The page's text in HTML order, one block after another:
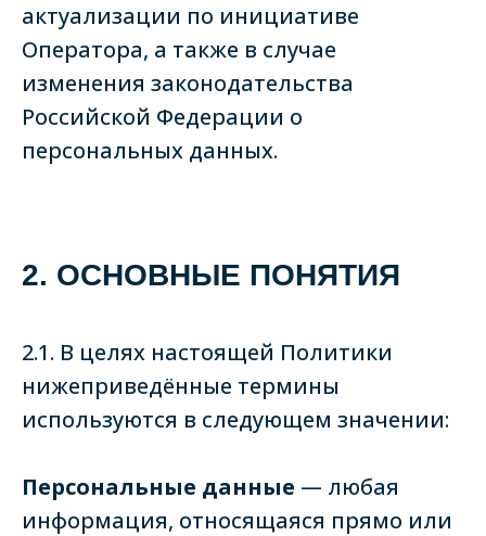
актуализации по инициативе
Оператора, а также в случае
изменения законодательства
Российской Федерации о
персональных данных.
2. ОСНОВНЫЕ ПОНЯТИЯ
2.1. В целях настоящей Политики
нижеприведённые термины
используются в следующем значении:
Персональные данные — любая
информация, относящаяся прямо или